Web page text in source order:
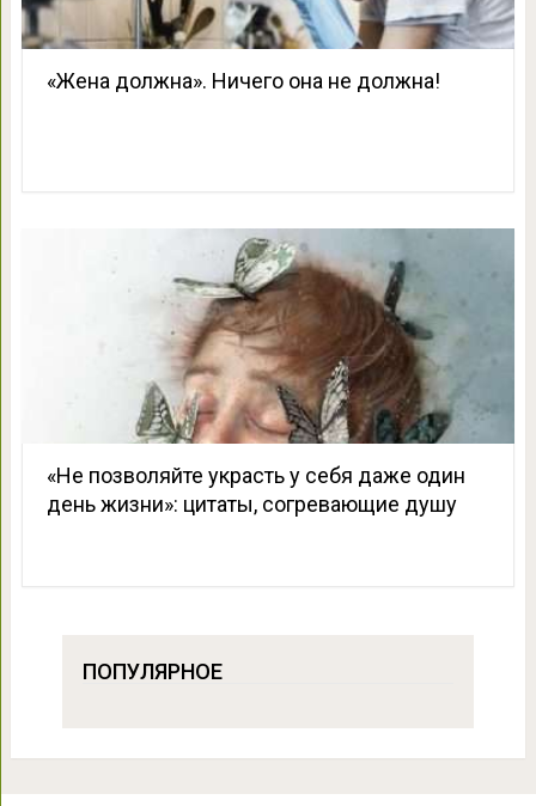
«Жена должна». Ничего она не должна!
«Не позволяйте украсть у себя даже один
день жизни»: цитаты, согревающие душу
ПОПУЛЯРНОЕ